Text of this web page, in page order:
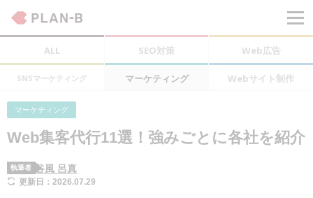
ALL SEO対策 Web広告
SNSマーケティング マーケティング Webサイト制作
マーケティング
Web集客代行11選！強みごとに各社を紹介
執筆者 谷風 呂真
更新日：2026.07.29